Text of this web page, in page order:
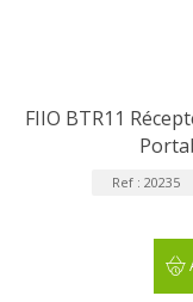
FIIO BTR11
Ref : 20235